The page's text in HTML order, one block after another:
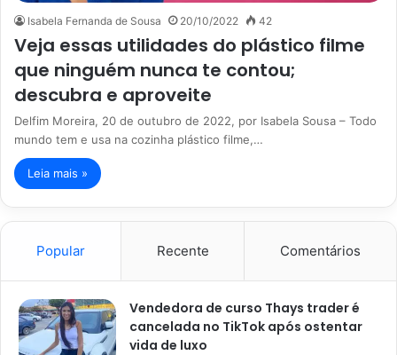
Isabela Fernanda de Sousa 20/10/2022 42
Veja essas utilidades do plástico filme
que ninguém nunca te contou;
descubra e aproveite
Delfim Moreira, 20 de outubro de 2022, por Isabela Sousa – Todo
mundo tem e usa na cozinha plástico filme,…
Leia mais »
Popular Recente Comentários
Vendedora de curso Thays trader é
cancelada no TikTok após ostentar
vida de luxo